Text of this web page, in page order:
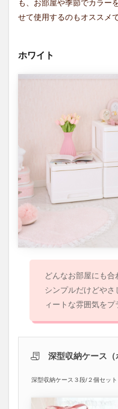
も、お部屋や季節でカラー
せて使用するのもオススメ
ホワイト
どんなお部屋にも合
シンプルだけどやさ
ィートな雰囲気を
深型収納ケース（
深型収納ケース３段/２個セット